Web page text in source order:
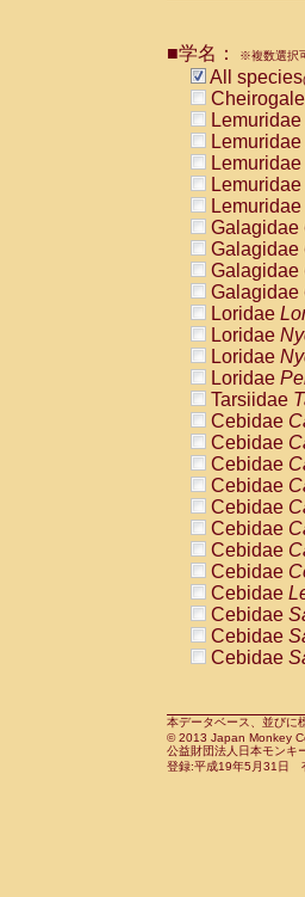
Cebidae
Cebidae
Cebidae
Cebidae
Atelidae
Atelidae
Atelidae
Atelidae
Atelidae
Atelidae
Atelidae
Atelidae
Atelidae
Atelidae
■学名： ※複数選択
All species
Lemuridae
Lemuridae
Lemuridae
Lemuridae
Lemuridae
Galagidae
Galagidae
Galagidae
Galagidae
Loridae
Loridae
Loridae
Loridae
Tarsiidae
Cebidae
Cebidae
Cebidae
Cebidae
Cebidae
Cebidae
Cebidae
Cebidae
Cebidae
Cebidae
Cebidae
Cebidae
Cebidae
Cebidae
Cebidae
本データベース、並びに
© 2013 Japan Monkey
公益財団法人日本モン
登録:平成19年5月31日